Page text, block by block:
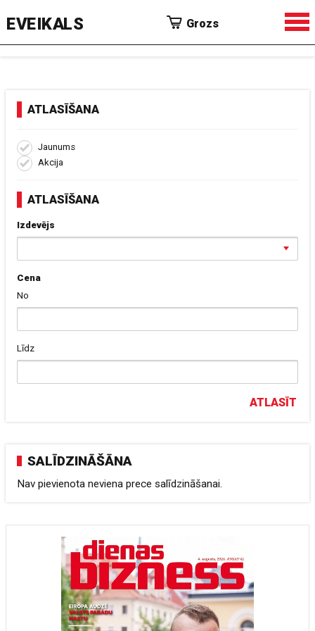
EVEIKALS Grozs
ATLASĪŠANA
Jaunums
Akcija
ATLASĪŠANA
Izdevējs
Cena
No
Līdz
ATLASĪT
SALĪDZINĀŠĀNA
Nav pievienota neviena prece salīdzināšanai.